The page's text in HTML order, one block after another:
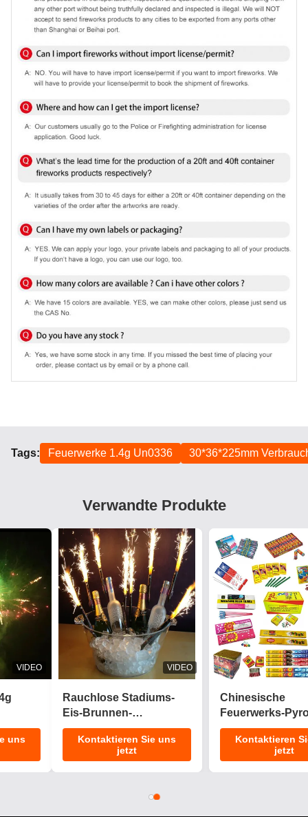
Tags: Feuerwerke 1.4g Un0336 30*36*225mm
Verwandte Produkte
VIDEO
2025 Neues 1.4 Pro
Kuchenfeuerwerk 200
Schüsse Kuchen
Pyrotechnik
Verbraucherfeuerwerk
Kuchen für
Kontaktieren Sie uns
VIDEO
CE-Zulassung 1.4g
Anpassungsfähige
Effekte Kuchen
Feuerwerk Pyrotechnik
für Feiern
Kontaktieren Sie uns